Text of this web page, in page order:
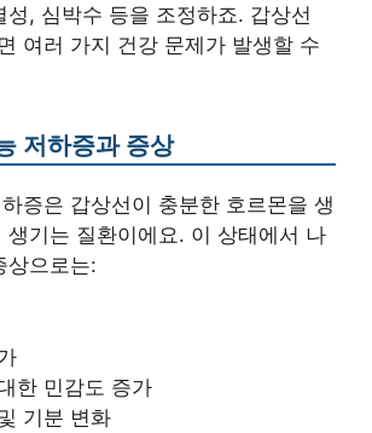
성, 심박수 등을 조정하죠. 갑상선
여러 가지 건강 문제가 발생할 수
저하증과 증상
증은 갑상선이 충분한 호르몬을 생
생기는 질환이에요. 이 상태에서 나
상으로는:
한 민감도 증가
기분 변화